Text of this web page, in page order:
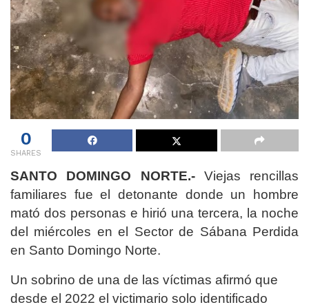
0
SHARES
SANTO DOMINGO NORTE.-Viejas rencillas
familiares fue el detonante donde un hombre
mató dos personas e hirió una tercera, la noche
del miércoles en el Sector de Sábana Perdida
en Santo Domingo Norte.
Un sobrino de una de las víctimas afirmó que
desde el 2022 el victimario solo identificado